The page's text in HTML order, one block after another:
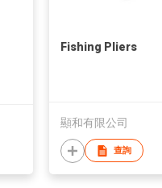
Fishing Pliers
顯和有限公司
查詢